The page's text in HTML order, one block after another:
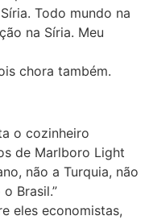
Todo mundo na
na Síria. Meu
chora também.
o cozinheiro
de Marlboro Light
não a Turquia, não
Brasil.”
eles economistas,